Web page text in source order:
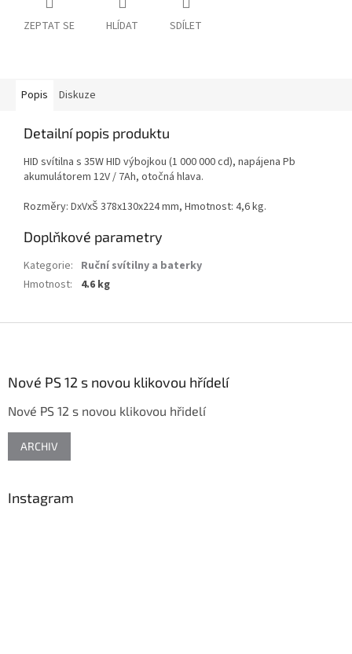
ZEPTAT SE HLÍDAT SDÍLET
Popis Diskuze
Detailní popis produktu
HID svítilna s 35W HID výbojkou (1 000 000 cd), napájena Pb
akumulátorem 12V / 7Ah, otočná hlava.
Rozměry: DxVxŠ 378x130x224 mm, Hmotnost: 4,6 kg.
Doplňkové parametry
Kategorie: Ruční svítilny a baterky
Hmotnost: 4.6 kg
Nové PS 12 s novou klikovou hřídelí
Nové PS 12 s novou klikovou hřidelí
ARCHIV
Instagram